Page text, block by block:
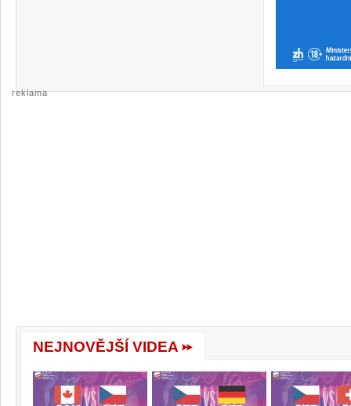
reklama
NEJNOVĚJŠÍ VIDEA